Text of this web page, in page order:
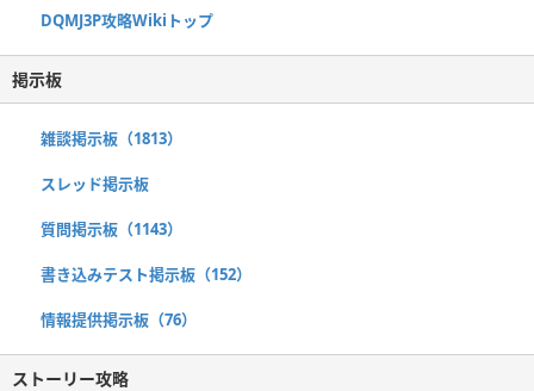
DQMJ3P攻略Wikiトップ
掲示板
雑談掲示板（1813）
スレッド掲示板
質問掲示板（1143）
書き込みテスト掲示板（152）
情報提供掲示板（76）
ストーリー攻略